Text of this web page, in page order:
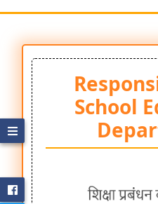
School
Directory
School